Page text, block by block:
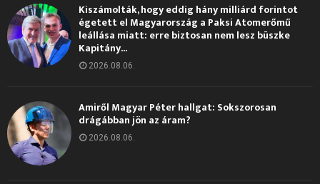
Kiszámolták, hogy eddig hány milliárd forintot
égetett el Magyarország a Paksi Atomerőmű
leállása miatt: erre biztosan nem lesz büszke
Kapitány...
2026.08.06.
Amiről Magyar Péter hallgat: Sokszorosan
drágábban jön az áram?
2026.08.06.